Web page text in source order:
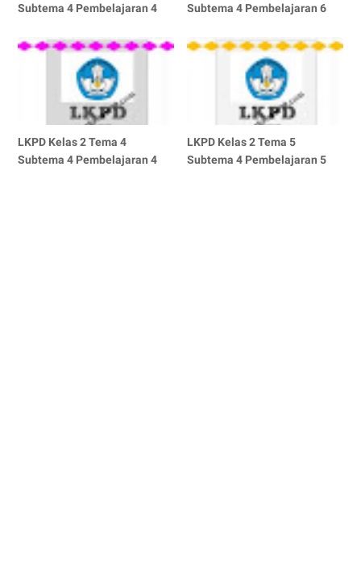
Subtema 4 Pembelajaran 4
Subtema 4 Pembelajaran 6
LKPD Kelas 2 Tema 4
Subtema 4 Pembelajaran 4
LKPD Kelas 2 Tema 5
Subtema 4 Pembelajaran 5